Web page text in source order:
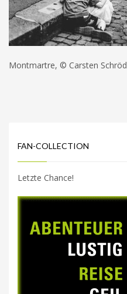
Montmartre, © Carsten
FAN-COLLECTION
Letzte Chance!